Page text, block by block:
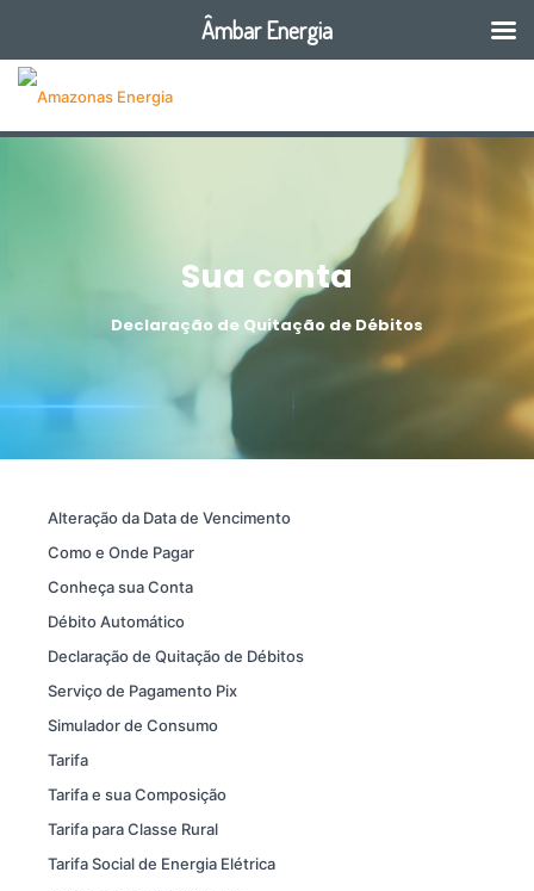
Sua conta
Declaração de Quitação de Débitos
Alteração da Data de Vencimento
Como e Onde Pagar
Conheça sua Conta
Débito Automático
Declaração de Quitação de Débitos
Serviço de Pagamento Pix
Simulador de Consumo
Tarifa
Tarifa e sua Composição
Tarifa para Classe Rural
Tarifa Social de Energia Elétrica
Âmbar Energia